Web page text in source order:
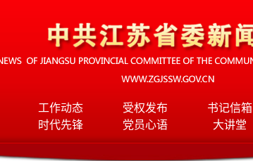
工作动态 受权发布 书记信箱
时代先锋 党员心语 大讲堂